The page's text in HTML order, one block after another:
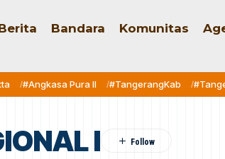
Bandara Komunitas
#Angkasa Pura II #TangerangKab
I